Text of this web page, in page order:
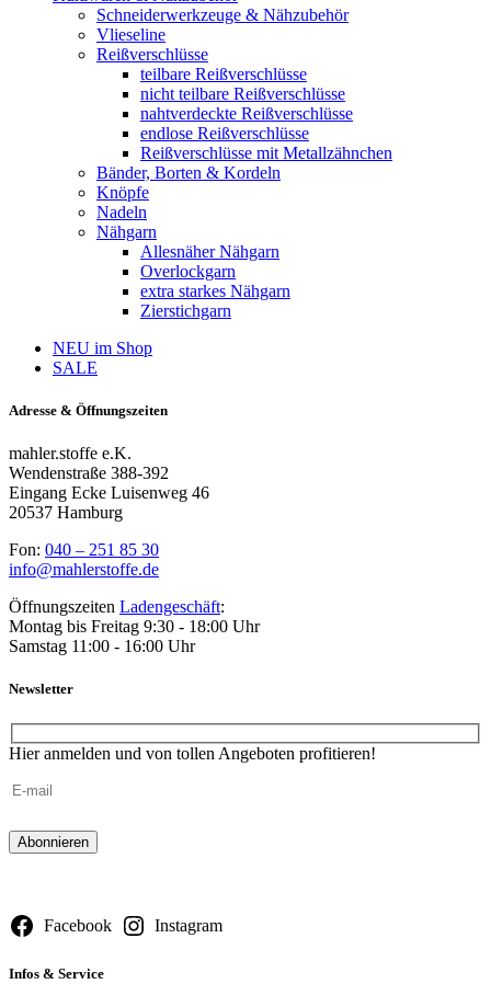
Schneiderwerkzeuge & Nähzubehör
Vlieseline
Reißverschlüsse
teilbare Reißverschlüsse
nicht teilbare Reißverschlüsse
nahtverdeckte Reißverschlüsse
endlose Reißverschlüsse
Reißverschlüsse mit Metallzähnchen
Bänder, Borten & Kordeln
Knöpfe
Nadeln
Nähgarn
Allesnäher Nähgarn
Overlockgarn
extra starkes Nähgarn
Zierstichgarn
NEU im Shop
SALE
Adresse & Öffnungszeiten
mahler.stoffe e.K.
Wendenstraße 388-392
Eingang Ecke Luisenweg 46
20537 Hamburg
Fon: 040 – 251 85 30
info@mahlerstoffe.de
Öffnungszeiten Ladengeschäft:
Montag bis Freitag 9:30 - 18:00 Uhr
Samstag 11:00 - 16:00 Uhr
Newsletter
Hier anmelden und von tollen Angeboten profitieren!
Bitte
lasse
leer. Facebook Instagram
Infos & Service